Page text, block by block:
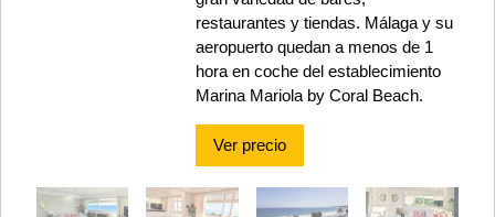
restaurantes y tiendas. Málaga y su
aeropuerto quedan a menos de 1
hora en coche del establecimiento
Marina Mariola by Coral Beach.
Ver precio